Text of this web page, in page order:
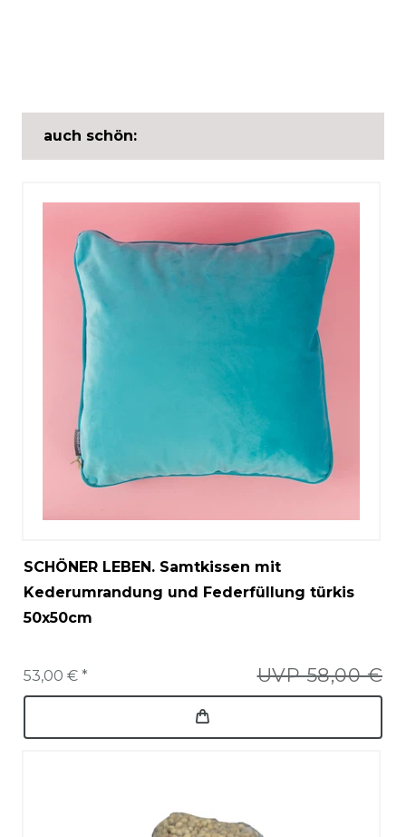
auch schön:
SCHÖNER LEBEN. Samtkissen mit
Kederumrandung und Federfüllung türkis
50x50cm
UVP 58,00 €
53,00 € *